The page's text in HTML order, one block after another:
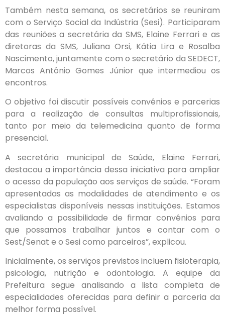
Também nesta semana, os secretários se reuniram
com o Serviço Social da Indústria (Sesi). Participaram
das reuniões a secretária da SMS, Elaine Ferrari e as
diretoras da SMS, Juliana Orsi, Kátia Lira e Rosalba
Nascimento, juntamente com o secretário da SEDECT,
Marcos Antônio Gomes Júnior que intermediou os
encontros.
O objetivo foi discutir possíveis convênios e parcerias
para a realização de consultas multiprofissionais,
tanto por meio da telemedicina quanto de forma
presencial.
A secretária municipal de Saúde, Elaine Ferrari,
destacou a importância dessa iniciativa para ampliar
o acesso da população aos serviços de saúde. “Foram
apresentadas as modalidades de atendimento e os
especialistas disponíveis nessas instituições. Estamos
avaliando a possibilidade de firmar convênios para
que possamos trabalhar juntos e contar com o
Sest/Senat e o Sesi como parceiros”, explicou.
Inicialmente, os serviços previstos incluem fisioterapia,
psicologia, nutrição e odontologia. A equipe da
Prefeitura segue analisando a lista completa de
especialidades oferecidas para definir a parceria da
melhor forma possível.